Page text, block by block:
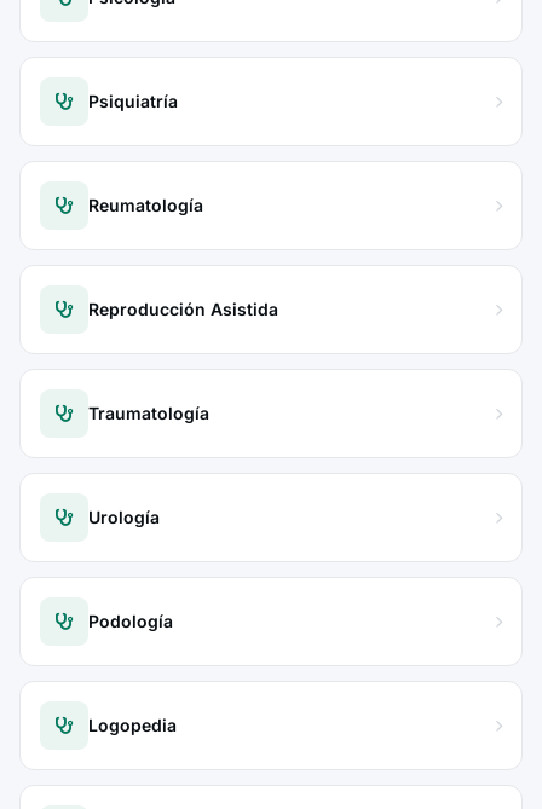
Psiquiatría
Reumatología
Reproducción Asistida
Traumatología
Urología
Podología
Logopedia